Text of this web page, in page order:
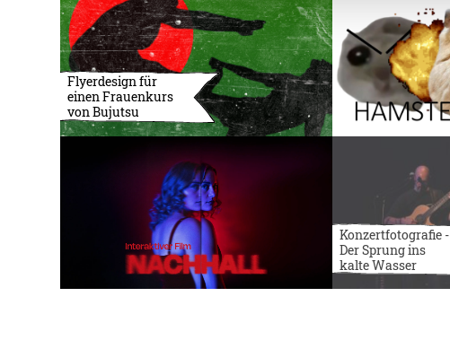
Flyerdesign für
einen Frauenkurs
von Bujutsu
Konzertfotografie -
Der Sprung ins
kalte Wasser